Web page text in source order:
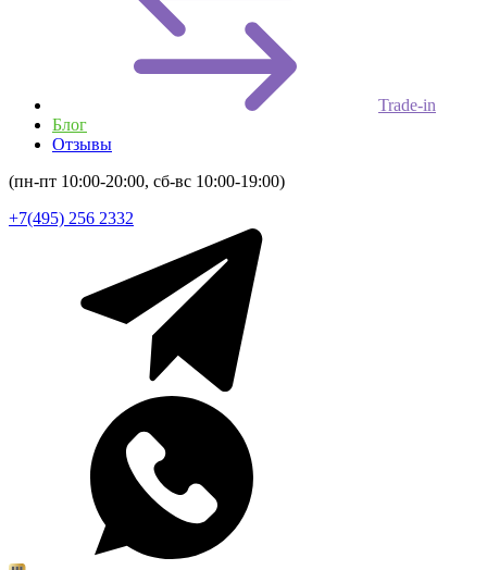
Trade-in
Блог
Отзывы
(пн-пт 10:00-20:00, сб-вс 10:00-19:00)
+7(495) 256 2332